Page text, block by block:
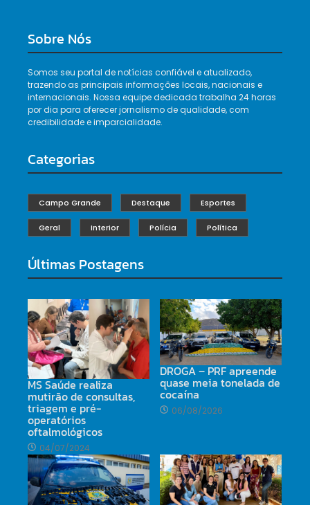
Sobre Nós
Somos seu portal de notícias confiável e atualizado,
trazendo as principais informações locais, nacionais e
internacionais. Nossa equipe dedicada trabalha 24 horas
por dia para oferecer jornalismo de qualidade, com
credibilidade e imparcialidade.
Categorias
Campo Grande Destaque Esportes
Geral Interior Polícia Política
Últimas Postagens
MS Saúde realiza
mutirão de consultas,
triagem e pré-
operatórios
oftalmológicos
04/07/2024
DROGA – PRF apreende
quase meia tonelada de
cocaína
06/08/2026